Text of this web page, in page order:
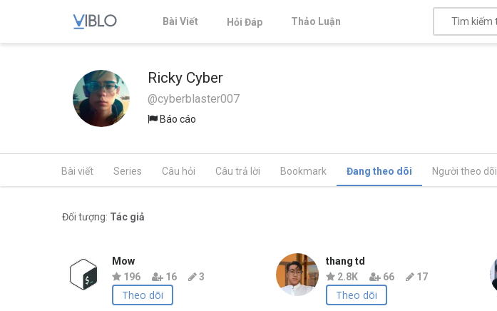
Bài Viết Hỏi Đáp Thảo Luận
Ricky Cyber
@cyberblaster007
Báo cáo
Bài viết Series Câu hỏi Câu trả lời Bookmark Đang theo dõi Người theo dõi
Đối tượng: Tác giả
Mow
196
16 3
Theo dõi
thang td
2.8K
66 17
Theo dõi